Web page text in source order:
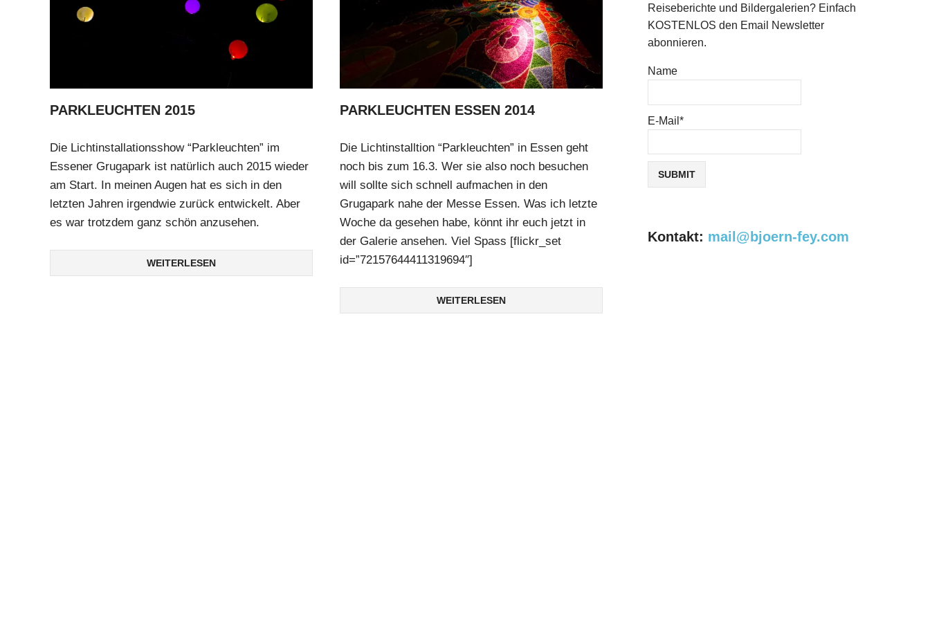
PARKLEUCHTEN 2015
Die Lichtinstallationsshow “Parkleuchten” im
Essener Grugapark ist natürlich auch 2015 wieder
am Start. In meinen Augen hat es sich in den
letzten Jahren irgendwie zurück entwickelt. Aber
es war trotzdem ganz schön anzusehen.
WEITERLESEN
PARKLEUCHTEN ESSEN 2014
Die Lichtinstalltion “Parkleuchten” in Essen geht
noch bis zum 16.3. Wer sie also noch besuchen
will sollte sich schnell aufmachen in den
Grugapark nahe der Messe Essen. Was ich letzte
Woche da gesehen habe, könnt ihr euch jetzt in
der Galerie ansehen. Viel Spass [flickr_set
id=”72157644411319694″]
WEITERLESEN
Reiseberichte und Bildergalerien? Einfach
KOSTENLOS den Email Newsletter
abonnieren.
Name
E-Mail*
Kontakt: mail@bjoern-fey.com